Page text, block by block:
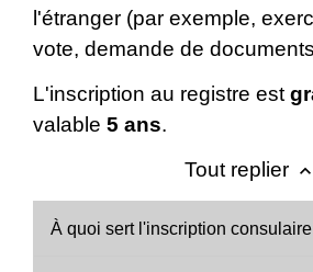
l'étranger (par exemple,
vote, demande de
L'inscription au registre est
valable 5 ans.
Tout replier keyboard_arrow_up
À quoi sert l'inscription